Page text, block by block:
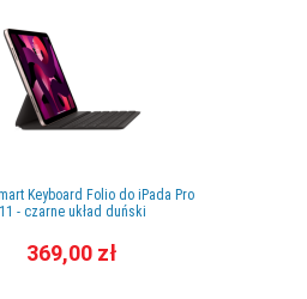
Keyboard Folio do iPada Pro
11 - czarne układ duński
369,00 zł